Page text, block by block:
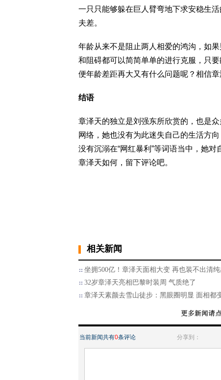
一只只能够躲在巨人臂弯地下求安稳生
夫差。
年龄从来不是阻止两人相爱的鸿沟，如
和阻碍都可以简简单单的进行克服，只
便年龄差距再大又有什么问题呢？相信
结语
章泽天的独立是刘强东所欣赏的，也是
网络，她也没有为此迷失自己的生活方
没有沉溺在“网红暴利”等词语当中，她
章泽天如何，留下评论吧。
相关新闻
坐拥500亿！章泽天面相大变 再也装不出清纯
32岁章泽天亮相巴黎时装周 气质绝了
章泽天素颜去雪山徒步：黑眼圈明显 面相都
当前新闻共有0条评论 分享到：